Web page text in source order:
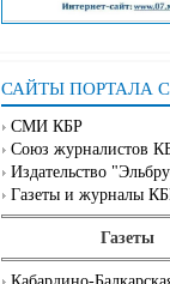
САЙТЫ ПОРТАЛА
СМИ КБР
Союз журналистов
Издательство
Газеты и журналы
Газеты